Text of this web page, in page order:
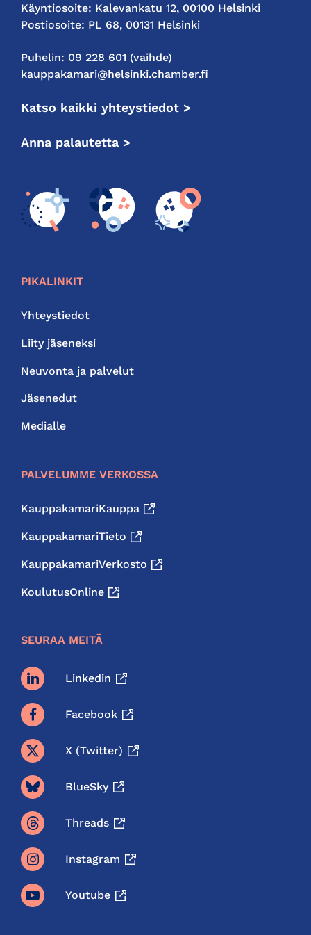
Käyntiosoite: Kalevankatu 12, 00100 Helsinki
Postiosoite: PL 68, 00131 Helsinki
Puhelin: 09 228 601 (vaihde)
kauppakamari@helsinki.chamber.fi
Katso kaikki yhteystiedot >
Anna palautetta >
PIKALINKIT
Yhteystiedot
Liity jäseneksi
Neuvonta ja palvelut
Jäsenedut
Medialle
PALVELUMME VERKOSSA
KauppakamariKauppa
KauppakamariTieto
KauppakamariVerkosto
KoulutusOnline
SEURAA MEITÄ
Linkedin
Facebook
X (twitter)
BlueSky
Threads
Instagram
Youtube